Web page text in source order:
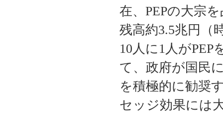
在、PEPの大宗
残高約3.5兆円（
10人に1人が
て、政府が国民
を積極的に勧奨
セッジ効果には